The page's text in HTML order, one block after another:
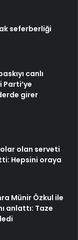
seferberliği
canlı
Parti’ye
girer
olan serveti
Hepsini oraya
Münir Özkul ile
anlattı: Taze